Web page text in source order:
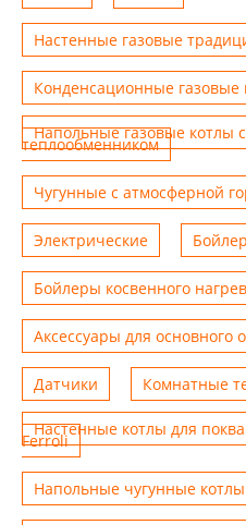
Настенные газовые
Конденсационные газовые
Напольные газовые котлы
теплообменником
Чугунные с атмосферной
Электрические
Бойлеры косвенного
Аксессуары для основного
Датчики Комнатные
Настенные котлы для
Ferroli
Напольные чугунные